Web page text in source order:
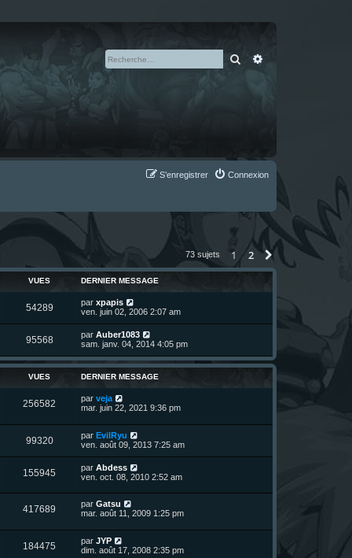
Rechercher
Connexion
S’enregistrer
73 sujets 1 2 Suivante
VUES DERNIER MESSAGE
54289V
u
s
D
e
i
e
r
m
e
s
s
a
e
par xpapis
ven. juin 02, 2006 2:07 am
95568V
u
s
D
e
n
e
r
m
e
s
a
g
e
par Auber1083
sam. janv. 04, 2014 4:05 pm
VUES DERNIER MESSAGE
256582
u
D
e
n
i
e
e
s
s
a
g
par veja
mar. juin 22, 2021 9:36 pm
99320V
u
D
e
i
e
r
m
e
s
s
a
g
par EvilRyu
ven. août 09, 2013 7:25 am
155945
u
s
D
e
n
i
e
m
e
s
par Abdess
ven. oct. 08, 2010 2:52 am
417689
u
D
e
n
i
e
par Gatsu
mar. août 11, 2009 1:25 pm
184475
D
e
par JYP
dim. août 17, 2008 2:35 pm